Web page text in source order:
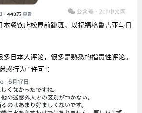
本餐饮店松屋前跳舞，以祝福格鲁吉亚与日
日本人评论，很多是熟悉的指责性评论。
行为”“许可”：